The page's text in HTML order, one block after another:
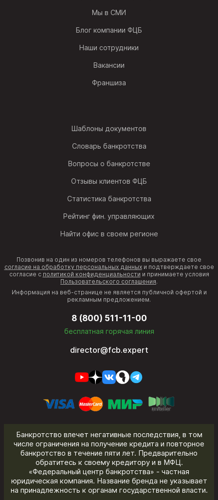
Мы в СМИ
Блог компании ФЦБ
Наши сотрудники
Вакансии
Франшиза
Шаблоны документов
Словарь банкротства
Вопросы о банкротстве
Отзывы клиентов ФЦБ
Статистика банкротства
Рейтинг фин. управляющих
Найти офис в своем регионе
Позвонив на один из номеров телефонов вы выражаете свое
согласие на обработку персональных данныхи подтверждаете свое
согласие с политикой конфиденциальности и принимаете условия
Пользовательского соглашения.
Информация на веб-странице не является публичной офертой и
рекламным предложением.
8 (800) 511-11-00
бесплатная горячая линия
director@fcb.expert
Банкротство влечет негативные последствия, в том
числе ограничения на получение кредита и повторное
банкротство в течение пяти лет. Предварительно
обратитесь к своему кредитору и в МФЦ.
«Федеральный центр банкротства» - частная
юридическая компания. Название бренда не указывает
на принадлежность к органам государственной власти.